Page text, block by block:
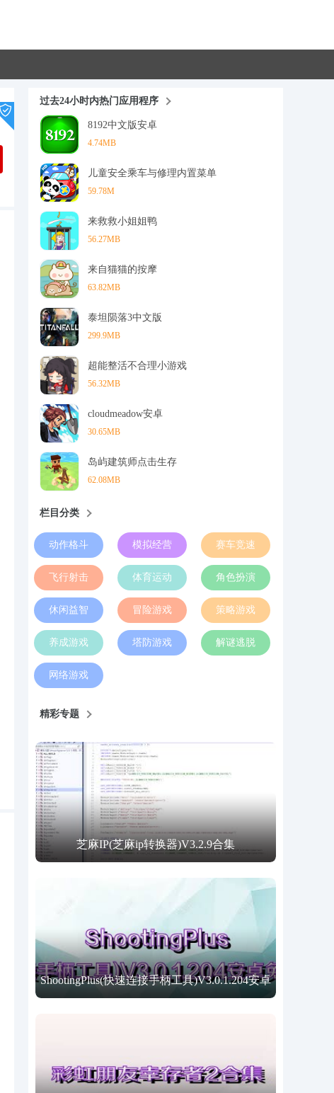
过去24小时内热门应用程序
8192中文版安卓
4.74MB
儿童安全乘车与修理内置菜单
59.78M
来救救小姐姐鸭
56.27MB
来自猫猫的按摩
63.82MB
泰坦陨落3中文版
299.9MB
超能整活不合理小游戏
56.32MB
cloudmeadow安卓
30.65MB
岛屿建筑师点击生存
62.08MB
栏目分类
动作格斗 模拟经营 赛车竞速
飞行射击 体育运动 角色扮演
休闲益智 冒险游戏 策略游戏
养成游戏 塔防游戏 解谜逃脱
网络游戏
精彩专题
芝麻IP(芝麻ip转换器)V3.2.9合集
ShootingPlus(快速连接手柄工具)V3.0.1.204安卓
免费版合集